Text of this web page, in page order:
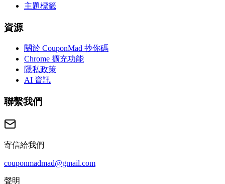
主題標籤
資源
關於 CouponMad 抄你碼
Chrome 擴充功能
隱私政策
AI 資訊
聯繫我們
寄信給我們
couponmadmad@gmail.com
聲明